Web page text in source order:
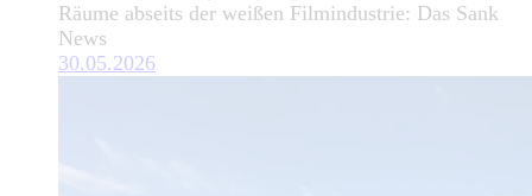
Räume abseits der weißen Filmindustrie: Das Sank
News
30.05.2026